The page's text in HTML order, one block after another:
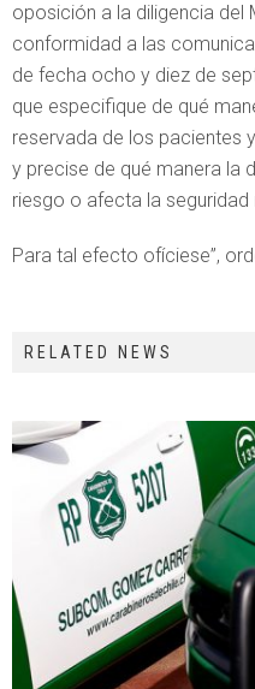
oposición a la diligencia del
conformidad a las
de fecha ocho y diez de
que especifique de qué
reservada de los pacientes
y precise de qué manera la
riesgo o afecta la seguridad
Para tal efecto ofíciese”,
RELATED NEWS